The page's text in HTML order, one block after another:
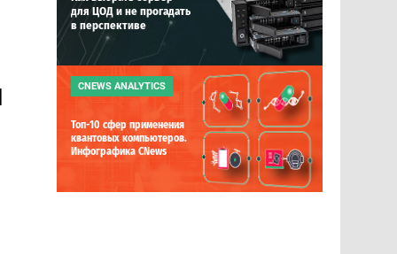
для ЦОД и не прогадать
в перспективе
CNEWS ANALYTICS
Топ-10 сфер применения
квантовых компьютеров.
Инфографика CNews